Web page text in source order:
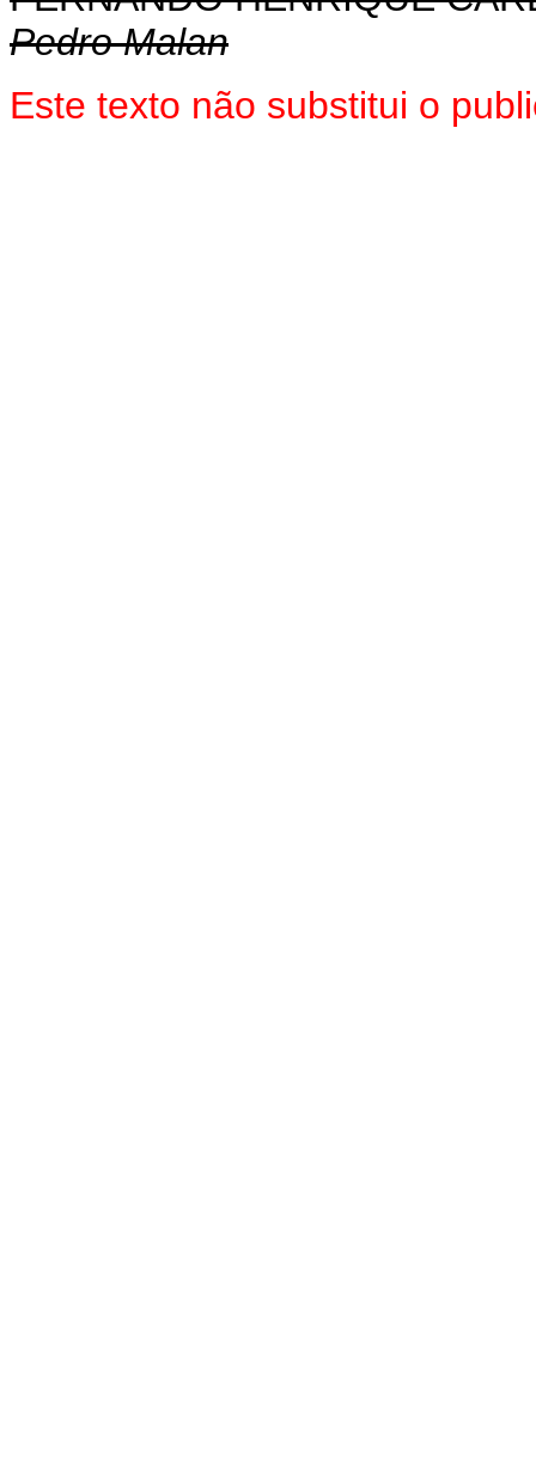
Pedro Malan
Este texto não substitui o